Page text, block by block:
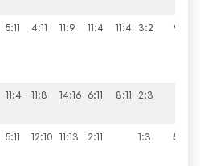
5:11 4:11 11:9 11:4 11:4 3:2 9:6
11:4 11:8 14:16 6:11 8:11 2:3
5:11 12:10 11:13 2:11 1:3 5:9